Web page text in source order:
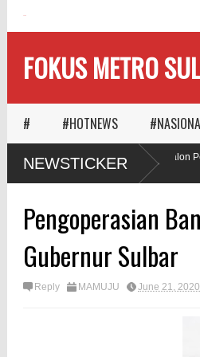
FOKUS METRO
# #HOTNEWS
NEWSTICKERMAPIA Ajak Calon
Tanam Pohon
Pengoperasian
Gubernur Sulbar
Reply MAMUJU June 21, 2020